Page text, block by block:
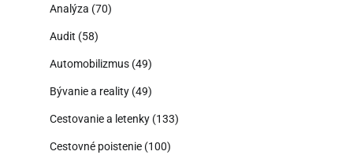
Analýza (70)
Audit (58)
Automobilizmus (49)
Bývanie a reality (49)
Cestovanie a letenky (133)
Cestovné poistenie (100)